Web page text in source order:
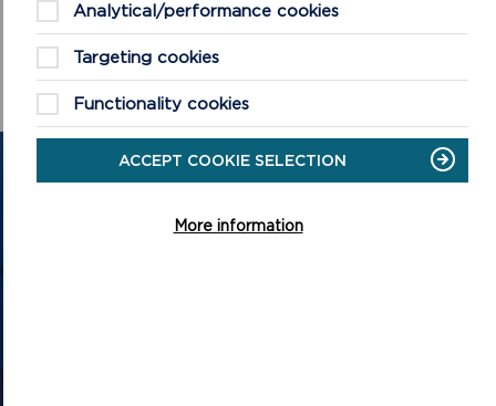
CYSYLLTU Â NI
Cysylltwch â ni a chofrestrwch eich manylion
Analytical/performance cookies
Targeting cookies
Functionality cookies
ACCEPT COOKIE SELECTION
More information